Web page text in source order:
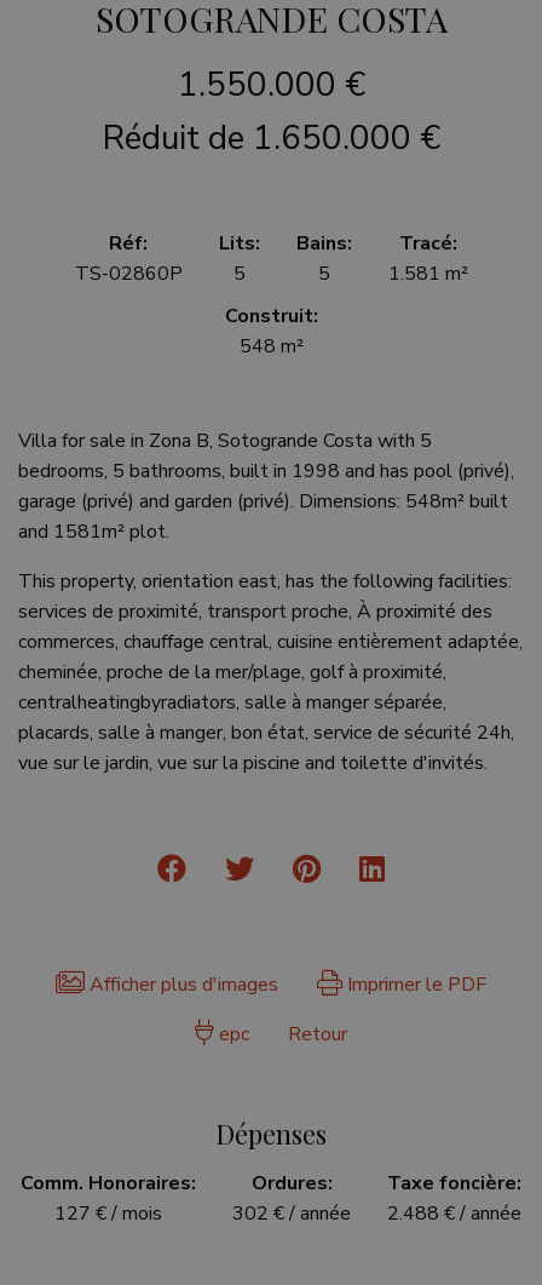
SOTOGRANDE COSTA
1.550.000 €
Réduit de 1.650.000 €
Réf:
TS-02860P
Lits:
5
Bains:
5
Tracé:
1.581 m²
Construit:
548 m²
Villa for sale in Zona B, Sotogrande Costa with 5
bedrooms, 5 bathrooms, built in 1998 and has pool (privé),
garage (privé) and garden (privé). Dimensions: 548m² built
and 1581m² plot.
This property, orientation east, has the following facilities:
services de proximité, transport proche, À proximité des
commerces, chauffage central, cuisine entièrement adaptée,
cheminée, proche de la mer/plage, golf à proximité,
centralheatingbyradiators, salle à manger séparée,
placards, salle à manger, bon état, service de sécurité 24h,
vue sur le jardin, vue sur la piscine and toilette d'invités.
Afficher plus d'images
Imprimer le PDF
epc
Retour
Dépenses
Comm. Honoraires:
127 € / mois
Ordures:
302 € / année
Taxe foncière:
2.488 € / année